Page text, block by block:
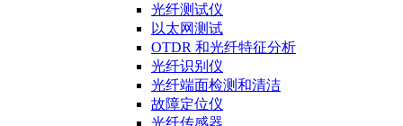
光纤测试仪
以太网测试
OTDR 和光纤特征分析
光纤识别仪
光纤端面检测和清洁
故障定位仪